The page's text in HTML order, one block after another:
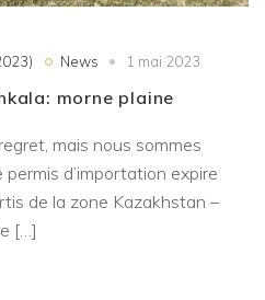
News 1 mai 2023
morne plaine
mais nous sommes
d’importation expire
de la zone Kazakhstan –
[…]